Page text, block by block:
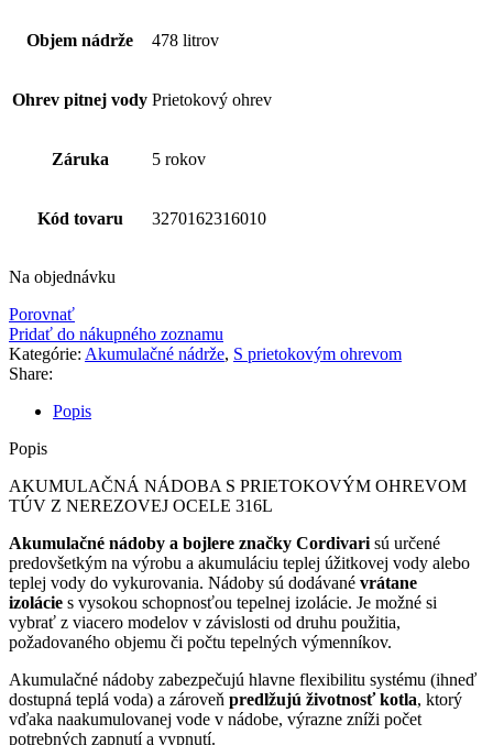
Objem nádrže 478 litrov
Ohrev pitnej vody Prietokový ohrev
Záruka 5 rokov
Kód tovaru 3270162316010
Na objednávku
Porovnať
Pridať do nákupného zoznamu
Kategórie: Akumulačné nádrže, S prietokovým ohrevom
Share:
Popis
Popis
AKUMULAČNÁ NÁDOBA S PRIETOKOVÝM OHREVOM
TÚV Z NEREZOVEJ OCELE 316L
Akumulačné nádoby a bojlere značky Cordivari sú určené
predovšetkým na výrobu a akumuláciu teplej úžitkovej vody alebo
teplej vody do vykurovania. Nádoby sú dodávané vrátane
izolácie s vysokou schopnosťou tepelnej izolácie. Je možné si
vybrať z viacero modelov v závislosti od druhu použitia,
požadovaného objemu či počtu tepelných výmenníkov.
Akumulačné nádoby zabezpečujú hlavne flexibilitu systému (ihneď
dostupná teplá voda) a zároveň predlžujú životnosť kotla, ktorý
vďaka naakumulovanej vode v nádobe, výrazne zníži počet
potrebných zapnutí a vypnutí.